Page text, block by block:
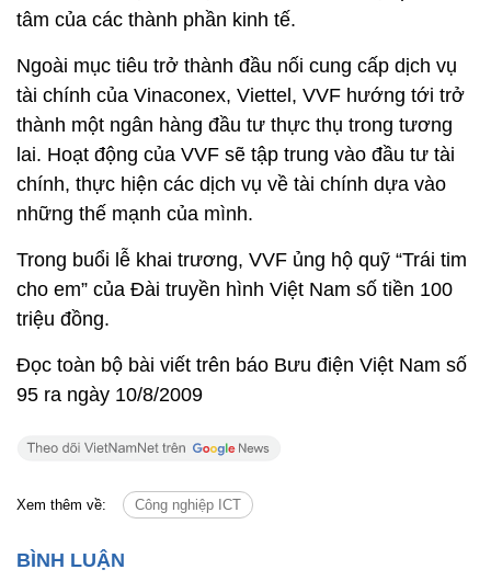
tâm của các thành phần kinh tế.
Ngoài mục tiêu trở thành đầu nối cung cấp dịch vụ
tài chính của Vinaconex, Viettel, VVF hướng tới trở
thành một ngân hàng đầu tư thực thụ trong tương
lai. Hoạt động của VVF sẽ tập trung vào đầu tư tài
chính, thực hiện các dịch vụ về tài chính dựa vào
những thế mạnh của mình.
Trong buổi lễ khai trương, VVF ủng hộ quỹ “Trái tim
cho em” của Đài truyền hình Việt Nam số tiền 100
triệu đồng.
Đọc toàn bộ bài viết trên báo Bưu điện Việt Nam số
95 ra ngày 10/8/2009
Xem thêm về: Công nghiệp ICT